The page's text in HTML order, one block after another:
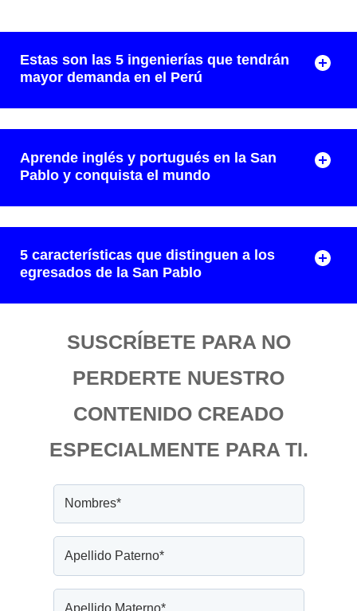
Estas son las 5 ingenierías que tendrán
mayor demanda en el Perú
Aprende inglés y portugués en la San
Pablo y conquista el mundo
5 características que distinguen a los
egresados de la San Pablo
SUSCRÍBETE PARA NO
PERDERTE NUESTRO
CONTENIDO CREADO
ESPECIALMENTE PARA TI.